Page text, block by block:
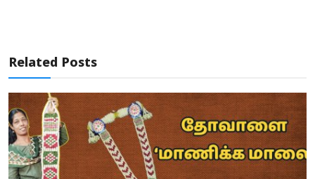
Related Posts